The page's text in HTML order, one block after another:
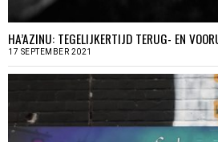
HA’AZINU: TEGELIJKERTIJD TERUG- EN
17 SEPTEMBER 2021